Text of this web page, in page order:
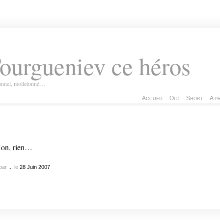
ce héros
molletonné…
Accueil Old Short A
rien…
le 28 Juin 2007